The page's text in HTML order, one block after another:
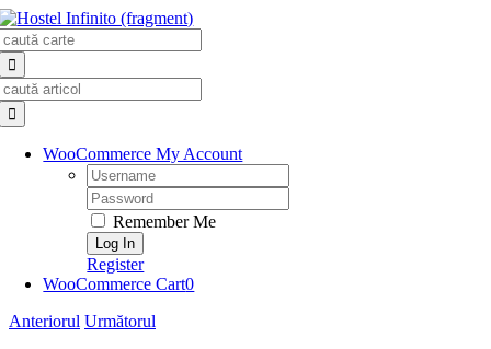
Skip
to
content
WooCommerce My Account
Username:
Password:
Remember Me
Register
WooCommerce Cart0
Anteriorul Următorul